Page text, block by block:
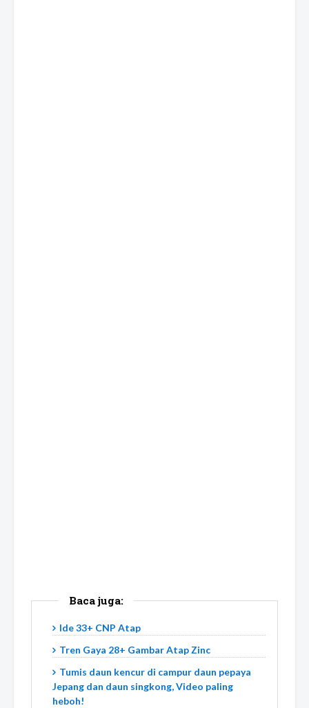
Baca juga:
Ide 33+ CNP Atap
Tren Gaya 28+ Gambar Atap Zinc
Tumis daun kencur di campur daun pepaya
Jepang dan daun singkong, Video paling
heboh!